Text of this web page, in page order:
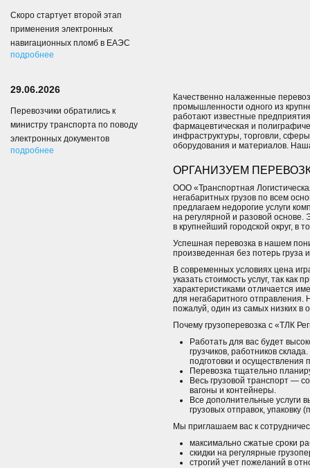
Качественно налаженные
промышленности одного из
работают известные
фармацевтическая и
инфраструктуры, торговли,
оборудования и материалов.
ОРГАНИЗУЕМ
ООО «Транспортная
негабаритных грузов по всем
предлагаем недорогие услуги
на регулярной и разовой
в крупнейший городской округ, в
Успешная перевозка в нашем
произведенная без потерь груза
В современных условиях цена
указать стоимость услуг, так
характеристиками отличается
для негабаритного
пожалуй, один из самых низких в
Почему грузоперевозка с «ТЛК
Работать для вас будет
грузчиков, работников
подготовки и осуществления
Перевозка тщательно
Весь грузовой транспорт —
вагоны и контейнеры.
Все дополнительные услуги
грузовых отправок, упаковку
Мы приглашаем вас к
максимально сжатые сроки
скидки на регулярные
строгий учет пожеланий в
Скоро стартует второй этап
применения электронных
навигационных пломб в ЕАЭС
подробнее
29.06.2026
Перевозчики обратились к
министру транспорта по поводу
электронных документов
подробнее